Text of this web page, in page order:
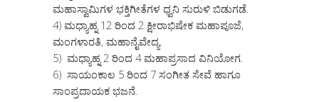
ಮಹಾಸ್ವಾಮಿಗಳ ಭಕ್ತಿಗೀತೆಗಳ ಧ್ವನಿ ಸುರುಳಿ ಬಿಡುಗಡೆ.
4) ಮಧ್ಯಾಹ್ನ 12 ರಿಂದ 2 ಕ್ಷೀರಾಭಿಷೇಕ ಮಹಾಪೂಜೆ,
ಮಂಗಳಾರತಿ, ಮಹಾನೈವೇದ್ಯ.
5) ಮಧ್ಯಾಹ್ನ 2 ರಿಂದ 4 ಮಹಾಪ್ರಸಾದ ವಿನಿಯೋಗ.
6) ಸಾಯಂಕಾಲ 5 ರಿಂದ 7 ಸಂಗೀತ ಸೇವೆ ಹಾಗೂ
ಸಾಂಪ್ರದಾಯಕ ಭಜನೆ.